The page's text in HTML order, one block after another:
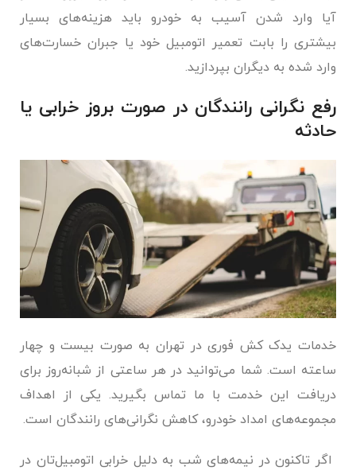
آیا وارد شدن آسیب به خودرو باید هزینه‌های بسیار
بیشتری را بابت تعمیر اتومبیل خود یا جبران خسارت‌های
وارد شده به دیگران بپردازید.
رفع نگرانی رانندگان در صورت بروز خرابی یا
حادثه
خدمات یدک کش فوری در تهران به صورت بیست و چهار
ساعته است. شما می‌توانید در هر ساعتی از شبانه‌روز برای
دریافت این خدمت با ما تماس بگیرید. یکی از اهداف
مجموعه‌های امداد خودرو، کاهش نگرانی‌های رانندگان است.
اگر تاکنون در نیمه‌های شب به دلیل خرابی اتومبیل‌تان در